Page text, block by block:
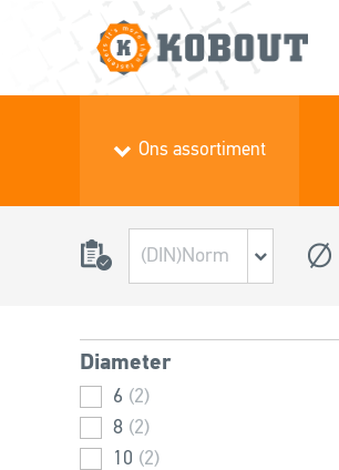
Ons assortiment
Diameter
6 (2)
8 (2)
10 (2)